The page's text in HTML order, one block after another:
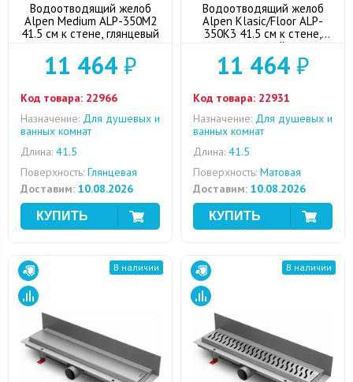
Водоотводящий желоб
Alpen Medium ALP-350M2
41.5 см к стене, глянцевый
11 464 ₽
Код товара: 22966
Назначение: Для душевых и
ванных комнат
Длина: 41.5
Поверхность: Глянцевая
Доставим: 10.08.2026
Водоотводящий желоб
Alpen Klasic/Floor ALP-
350K3 41.5 см к стене,
матовый
11 464 ₽
Код товара: 22931
Назначение: Для душевых и
ванных комнат
Длина: 41.5
Поверхность: Матовая
Доставим: 10.08.2026
В наличии В наличии